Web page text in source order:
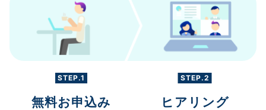
STEP.1
無料お申込み
STEP.2
ヒアリング